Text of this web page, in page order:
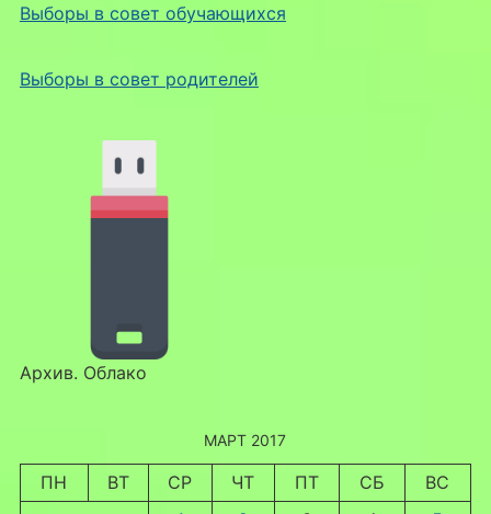
Выборы в совет обучающихся
Выборы в совет родителей
Архив. Облако
МАРТ 2017
ПН ВТ СР ЧТ ПТ СБ
ВС